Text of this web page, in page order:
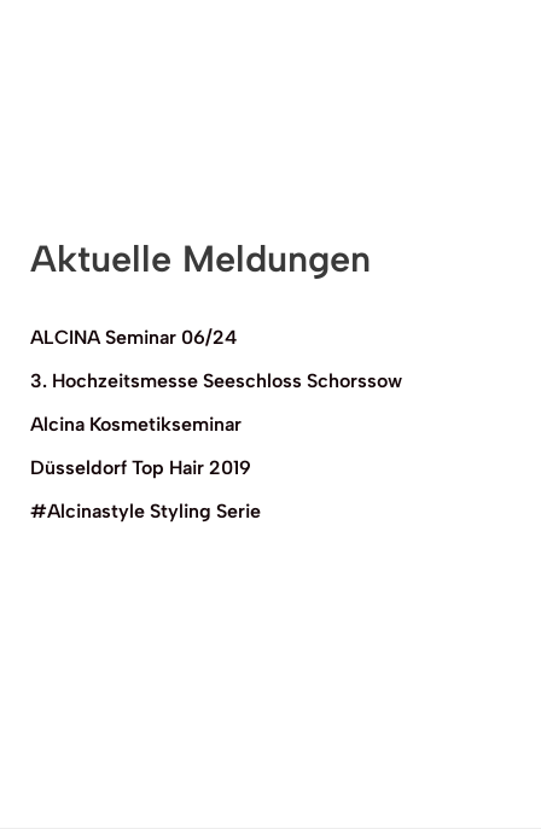
Aktuelle Meldungen
ALCINA Seminar 06/24
3. Hochzeitsmesse Seeschloss Schorssow
Alcina Kosmetikseminar
Düsseldorf Top Hair 2019
#Alcinastyle Styling Serie